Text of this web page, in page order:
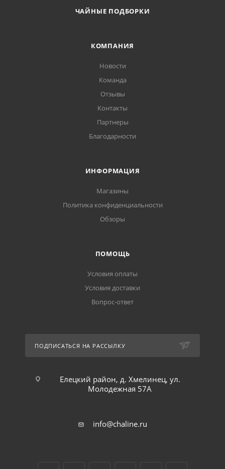
ЧАЙНЫЕ ПОДБОРКИ
КОМПАНИЯ
Новости
Команда
Отзывы
Контакты
Партнеры
Благодарности
ИНФОРМАЦИЯ
Магазины
Политика конфиденциальности
Обзоры
ПОМОЩЬ
Условия оплаты
Условия доставки
Вопрос-ответ
ПОДПИСАТЬСЯ НА РАССЫЛКУ
Елецкий район, д. Хмелинец, ул.
Молодежная 57А
info@chaline.ru